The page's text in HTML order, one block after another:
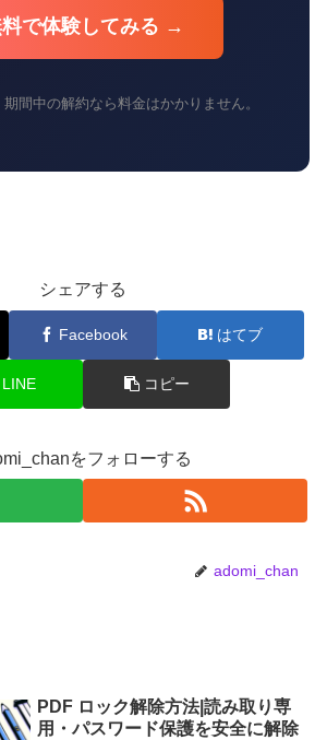
で体験してみる →
間中の解約なら料金はかかりません。
シェアする
Facebook はてブ
LINE コピー
をフォローする
adomi_chan
PDF ロック解除方法|読み取り専
用・パスワード保護を安全に解除